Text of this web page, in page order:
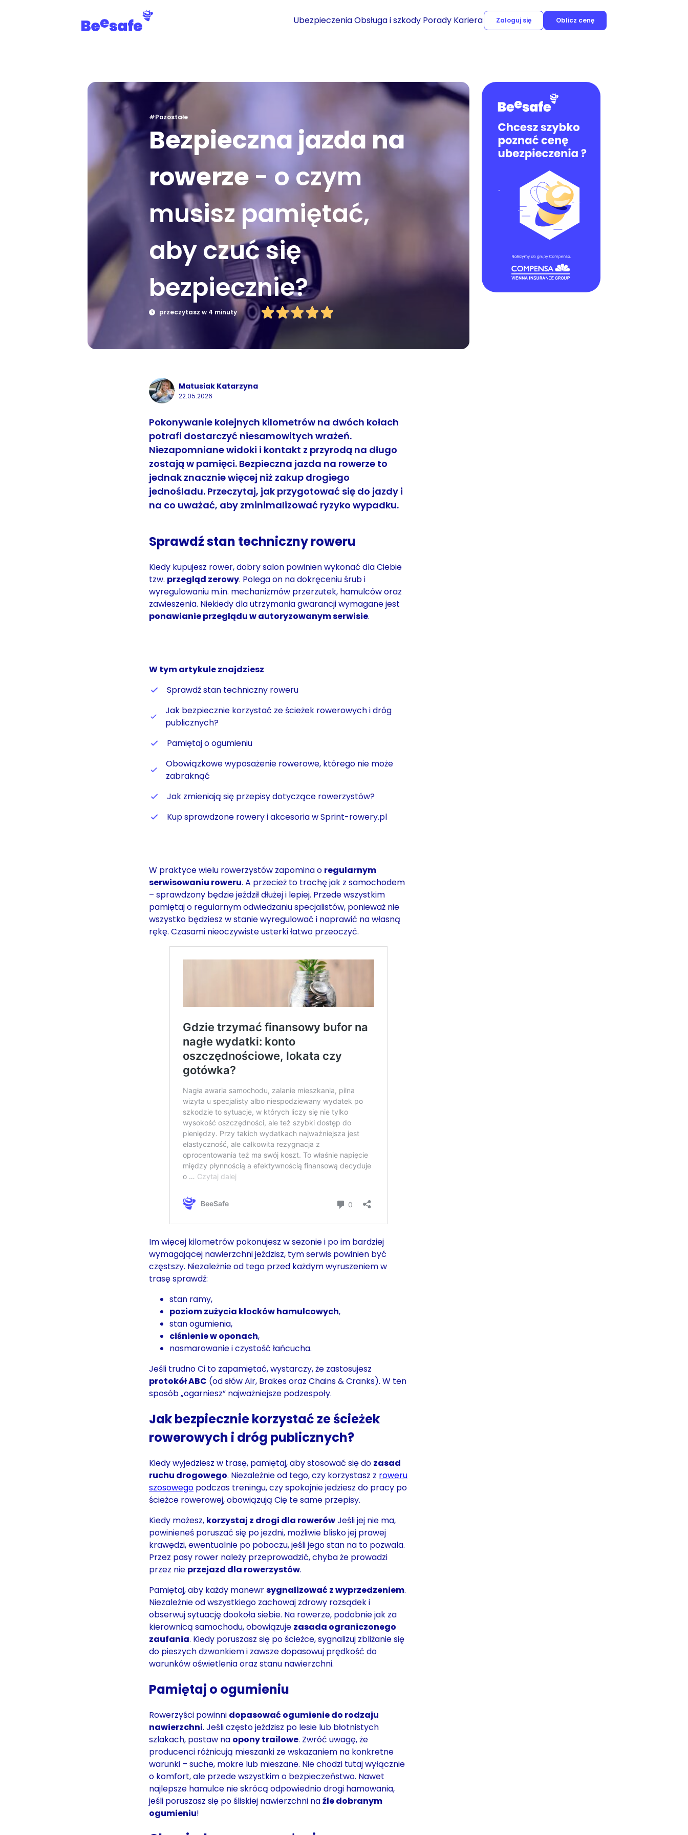
UbezpieczeniaObsługa i szkody Porady Kariera Zaloguj się Oblicz cenę
#Pozostałe
Bezpieczna jazda na
rowerze- o czym
musisz pamiętać,
aby czuć się
bezpiecznie?
przeczytasz w 4 minuty
Matusiak Katarzyna
22.05.2026
Pokonywanie kolejnych kilometrów na dwóch kołach
potrafi dostarczyć niesamowitych wrażeń.
Niezapomniane widoki i kontakt z przyrodą na długo
zostają w pamięci. Bezpieczna jazda na rowerze to
jednak znacznie więcej niż zakup drogiego
jednośladu. Przeczytaj, jak przygotować się do jazdy i
na co uważać, aby zminimalizować ryzyko wypadku.
Sprawdź stan techniczny roweru
Kiedy kupujesz rower, dobry salon powinien wykonać dla Ciebie
tzw. przegląd zerowy. Polega on na dokręceniu śrub i
wyregulowaniu m.in. mechanizmów przerzutek, hamulców oraz
zawieszenia. Niekiedy dla utrzymania gwarancji wymagane jest
ponawianie przeglądu w autoryzowanym serwisie.
W tym artykule znajdziesz
Sprawdź stan techniczny roweru
Jak bezpiecznie korzystać ze ścieżek rowerowych i dróg
publicznych?
Pamiętaj o ogumieniu
Obowiązkowe wyposażenie rowerowe, którego nie może
zabraknąć
Jak zmieniają się przepisy dotyczące rowerzystów?
Kup sprawdzone rowery i akcesoria w Sprint-rowery.pl
W praktyce wielu rowerzystów zapomina o regularnym
serwisowaniu roweru. A przecież to trochę jak z samochodem
– sprawdzony będzie jeździł dłużej i lepiej. Przede wszystkim
pamiętaj o regularnym odwiedzaniu specjalistów, ponieważ nie
wszystko będziesz w stanie wyregulować i naprawić na własną
rękę. Czasami nieoczywiste usterki łatwo przeoczyć.
Im więcej kilometrów pokonujesz w sezonie i po im bardziej
wymagającej nawierzchni jeździsz, tym serwis powinien być
częstszy. Niezależnie od tego przed każdym wyruszeniem w
trasę sprawdź:
stan ramy,
poziom zużycia klocków hamulcowych,
stan ogumienia,
ciśnienie w oponach,
nasmarowanie i czystość łańcucha.
Jeśli trudno Ci to zapamiętać, wystarczy, że zastosujesz
protokół ABC (od słów Air, Brakes oraz Chains & Cranks). W ten
sposób „ogarniesz” najważniejsze podzespoły.
Jak bezpiecznie korzystać ze ścieżek
rowerowych i dróg publicznych?
Kiedy wyjedziesz w trasę, pamiętaj, aby stosować się do zasad
ruchu drogowego. Niezależnie od tego, czy korzystasz z roweru
szosowego podczas treningu, czy spokojnie jedziesz do pracy po
ścieżce rowerowej, obowiązują Cię te same przepisy.
Kiedy możesz, korzystaj z drogi dla rowerówJeśli jej nie ma,
powinieneś poruszać się po jezdni, możliwie blisko jej prawej
krawędzi, ewentualnie po poboczu, jeśli jego stan na to pozwala.
Przez pasy rower należy przeprowadzić, chyba że prowadzi
przez nie przejazd dla rowerzystów.
Pamiętaj, aby każdy manewrsygnalizować z wyprzedzeniem.
Niezależnie od wszystkiego zachowaj zdrowy rozsądek i
obserwuj sytuację dookoła siebie. Na rowerze, podobnie jak za
kierownicą samochodu, obowiązuje zasada ograniczonego
zaufania. Kiedy poruszasz się po ścieżce, sygnalizuj zbliżanie się
do pieszych dzwonkiem i zawsze dopasowuj prędkość do
warunków oświetlenia oraz stanu nawierzchni.
Pamiętaj o ogumieniu
Rowerzyści powinni dopasować ogumienie do rodzaju
nawierzchni. Jeśli często jeździsz po lesie lub błotnistych
szlakach, postaw na opony trailowe. Zwróć uwagę, że
producenci różnicują mieszanki ze wskazaniem na konkretne
warunki – suche, mokre lub mieszane. Nie chodzi tutaj wyłącznie
o komfort, ale przede wszystkim o bezpieczeństwo. Nawet
najlepsze hamulce nie skrócą odpowiednio drogi hamowania,
jeśli poruszasz się po śliskiej nawierzchni naźle dobranym
ogumieniu!